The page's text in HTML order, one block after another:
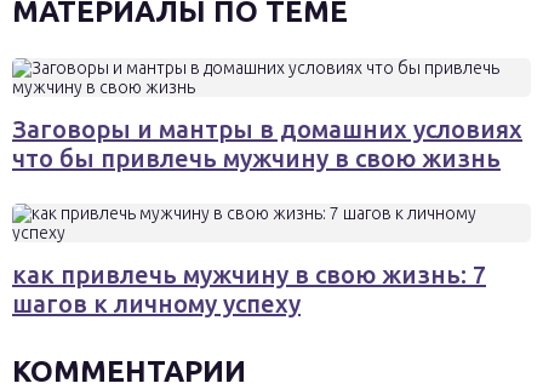
МАТЕРИАЛЫ ПО ТЕМЕ
Заговоры и мантры в домашних условиях
что бы привлечь мужчину в свою жизнь
как привлечь мужчину в свою жизнь: 7
шагов к личному успеху
КОММЕНТАРИИ